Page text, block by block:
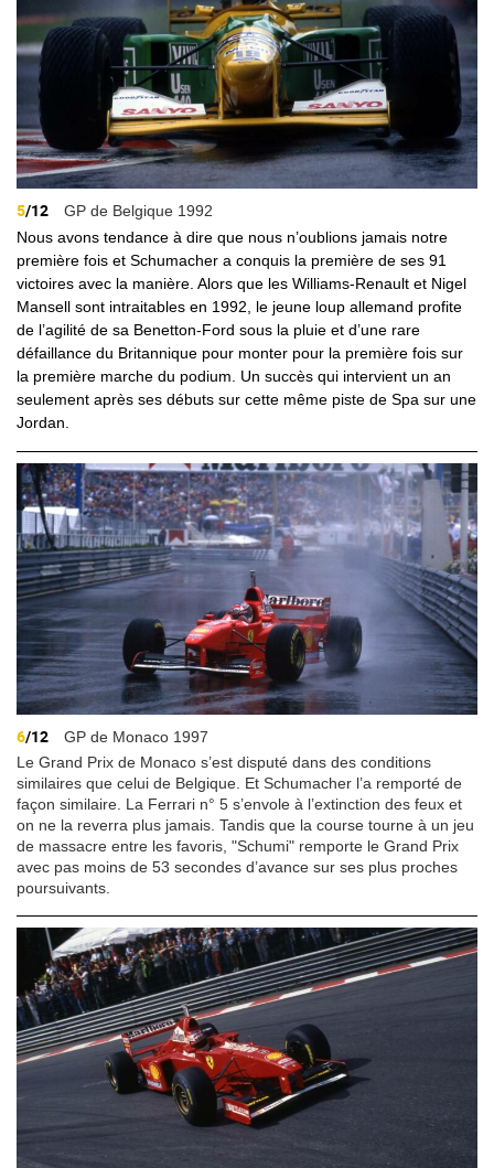
5/12
GP de Belgique 1992
Nous avons tendance à dire que nous n’oublions jamais notre
première fois et Schumacher a conquis la première de ses 91
victoires avec la manière. Alors que les Williams-Renault et Nigel
Mansell sont intraitables en 1992, le jeune loup allemand profite
de l’agilité de sa Benetton-Ford sous la pluie et d’une rare
défaillance du Britannique pour monter pour la première fois sur
la première marche du podium. Un succès qui intervient un an
seulement après ses débuts sur cette même piste de Spa sur une
Jordan.
6/12
GP de Monaco 1997
Le Grand Prix de Monaco s’est disputé dans des conditions
similaires que celui de Belgique. Et Schumacher l’a remporté de
façon similaire. La Ferrari n° 5 s’envole à l’extinction des feux et
on ne la reverra plus jamais. Tandis que la course tourne à un jeu
de massacre entre les favoris, "Schumi" remporte le Grand Prix
avec pas moins de 53 secondes d’avance sur ses plus proches
poursuivants.